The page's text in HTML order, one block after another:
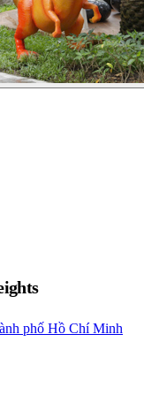
phố Hồ Chí Minh